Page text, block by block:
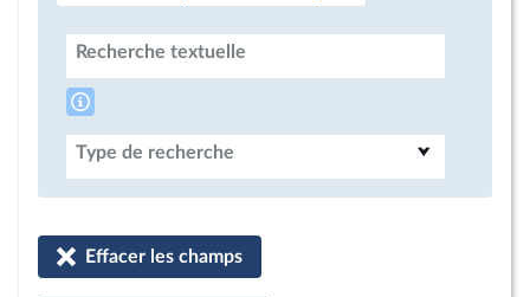
Recherche textuelle
Type de recherche
Effacer les champs